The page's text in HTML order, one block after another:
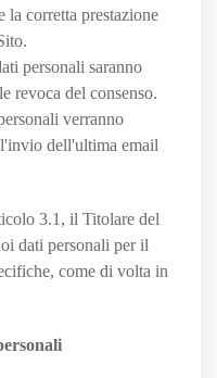
la corretta prestazione
personali saranno
revoca del consenso.
verranno
dell'ultima email
3.1, il Titolare del
dati personali per il
come di volta in